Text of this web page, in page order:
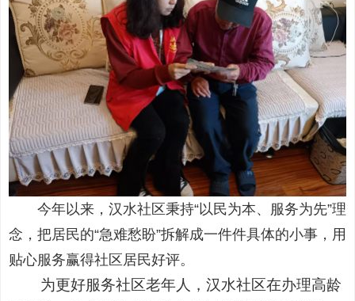
今年以来，汉水社区秉持“以民为本、服务为先”理
念，把居民的“急难愁盼”拆解成一件件具体的小事，用
贴心服务赢得社区居民好评。
为更好服务社区老年人，汉水社区在办理高龄